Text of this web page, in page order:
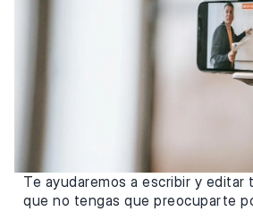
Te ayudaremos a escribir y editar
que no tengas que preocuparte